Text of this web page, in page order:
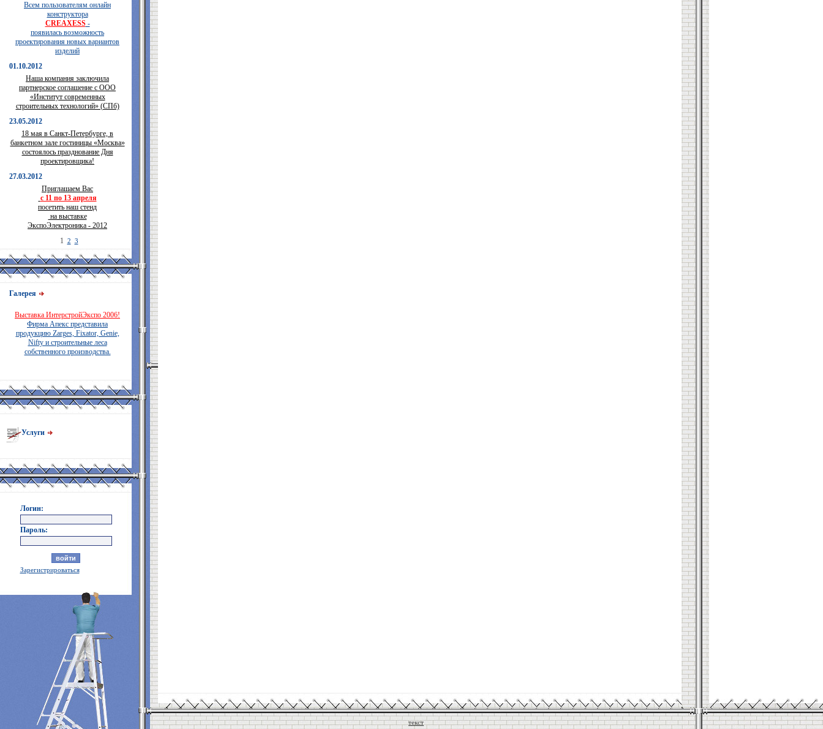
Всем пользователям онлайн
конструктора
CREAXESS-
появилась возможность
проектирования новых вариантов
изделий
01.10.2012
Наша компания заключила
партнерское соглашение с ООО
«Институт современных
строительных технологий» (СПб)
23.05.2012
18 мая в Санкт-Петербурге, в
банкетном зале гостиницы «Москва»
состоялось празднование Дня
проектировщика!
27.03.2012
Приглашаем Вас
с 11 по 13 апреля
посетить наш стенд
на выставке
ЭкспоЭлектроника - 2012
1 2 3
Галерея
Выставка ИнтерстройЭкспо 2006!
Фирма Апекс представила
продукцию Zarges, Fixator, Genie,
Nifty и строительные леса
собственного производства.
Услуги
Логин:
Пароль:
Зарегистрироваться
текст